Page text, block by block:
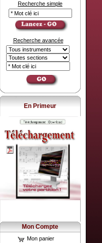
Recherche simple
Recherche avancée
En Primeur
Mon Compte
Mon panier